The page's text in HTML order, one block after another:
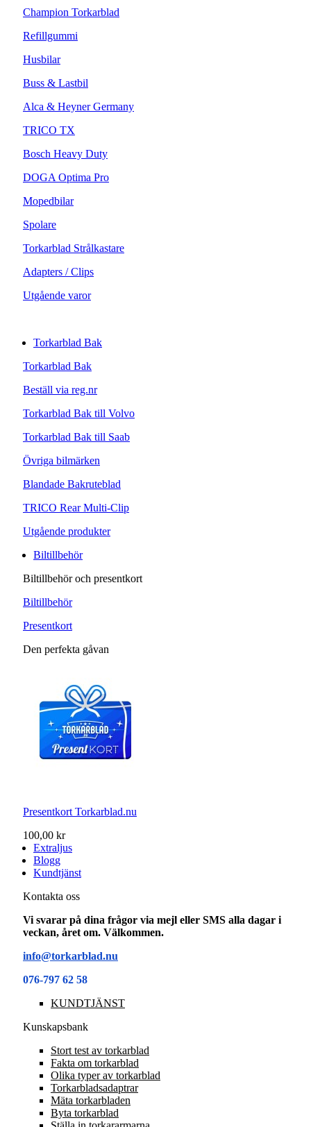
Champion Torkarblad
Refillgummi
Husbilar
Buss & Lastbil
Alca & Heyner Germany
TRICO TX
Bosch Heavy Duty
DOGA Optima Pro
Mopedbilar
Spolare
Torkarblad Strålkastare
Adapters / Clips
Utgående varor
Torkarblad Bak
Torkarblad Bak
Beställ via reg.nr
Torkarblad Bak till Volvo
Torkarblad Bak till Saab
Övriga bilmärken
Blandade Bakruteblad
TRICO Rear Multi-Clip
Utgående produkter
Biltillbehör
Biltillbehör och presentkort
Biltillbehör
Presentkort
Den perfekta gåvan
Presentkort Torkarblad.nu
100,00 kr
Extraljus
Blogg
Kundtjänst
Kontakta oss
Vi svarar på dina frågor via mejl eller SMS alla dagar i
veckan, året om. Välkommen.
info@torkarblad.nu
076-797 62 58
KUNDTJÄNST
Kunskapsbank
Stort test av torkarblad
Fakta om torkarblad
Olika typer av torkarblad
Torkarbladsadaptrar
Mäta torkarbladen
Byta torkarblad